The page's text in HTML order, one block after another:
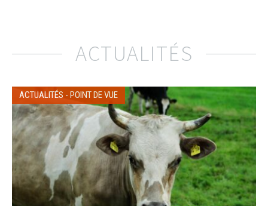
ACTUALITÉS
ACTUALITÉS - POINT DE VUE